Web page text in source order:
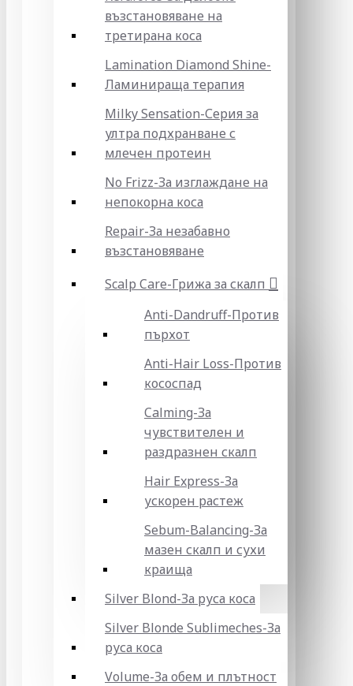
възстановяване на
третирана коса
Lamination Diamond Shine-
Ламинираща терапия
Milky Sensation-Серия за
ултра подхранване с
млечен протеин
No Frizz-За изглаждане на
непокорна коса
Repair-За незабавно
възстановяване
Scalp Care-Грижа за скалп
Anti-Dandruff-Против
пърхот
Anti-Hair Loss-Против
кососпад
Calming-За
чувствителен и
раздразнен скалп
Hair Express-За
ускорен растеж
Sebum-Balancing-За
мазен скалп и сухи
краища
Silver Blond-За руса коса
Silver Blonde Sublіmeches-За
руса коса
Volume-За обем и плътност